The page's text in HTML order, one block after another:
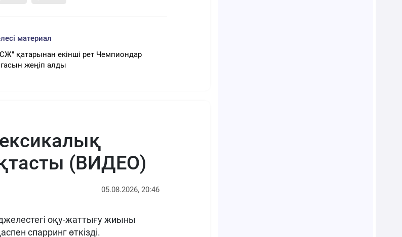
материал
қатарынан екінші рет Чемпиондар
жеңіп алды
(ВИДЕО)
05.08.2026, 20:46
оқу-жаттығу жиыны
спарринг өткізді.